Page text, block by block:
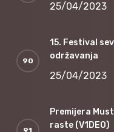
25/04/2023
15. Festival
održavanja
25/04/2023
Premijera
raste (V1DEO)